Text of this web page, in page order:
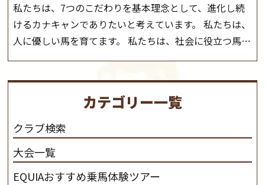
私たちは、7つのこだわりを基本理念として、進化し続
けるカナキャンでありたいと考えています。 私たちは、
人に優しい馬を育てます。 私たちは、社会に役立つ馬を
生産します。 私たちは、馬や人々に癒しとなる環境を守
さと魅力を追求します。 私たちは、馬の品種と血統にこ
だわります。 私たちは、乗用馬の質の向上を目指し、生
産･育成･調教を一貫して行います。カナディアンキャ
ンプ乗馬クラブ九州のツアー情報はこちら
カテゴリー一覧
クラブ検索
大会一覧
EQUIAおすすめ乗馬体験ツアー